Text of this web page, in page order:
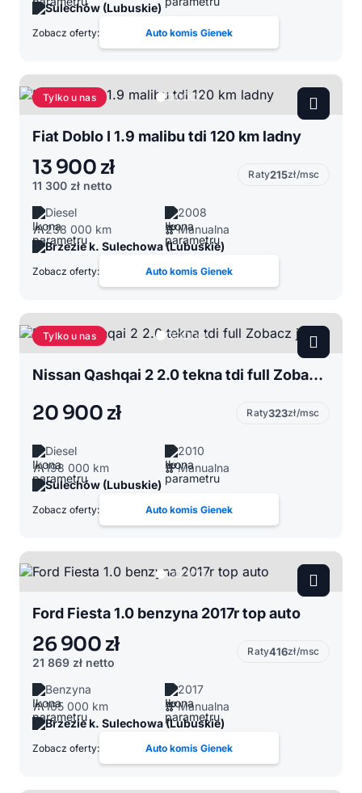
Sulechów (Lubuskie)
Zobacz oferty: Auto komis Gienek
Tylko u nas
Fiat Doblo I 1.9 malibu tdi 120 km ladny
13 900 zł
11 300 zł netto
Raty215zł/msc
Diesel
2008
238 000 km
Manualna
Brzezie k. Sulechowa (Lubuskie)
Zobacz oferty: Auto komis Gienek
Tylko u nas
Nissan Qashqai 2 2.0 tekna tdi full Zobacz jaki
20 900 zł Raty323zł/msc
Diesel
2010
198 000 km
Manualna
Sulechów (Lubuskie)
Zobacz oferty: Auto komis Gienek
Ford Fiesta 1.0 benzyna 2017r top auto
26 900 zł
21 869 zł netto
Raty416zł/msc
Benzyna
2017
165 000 km
Manualna
Brzezie k. Sulechowa (Lubuskie)
Zobacz oferty: Auto komis Gienek